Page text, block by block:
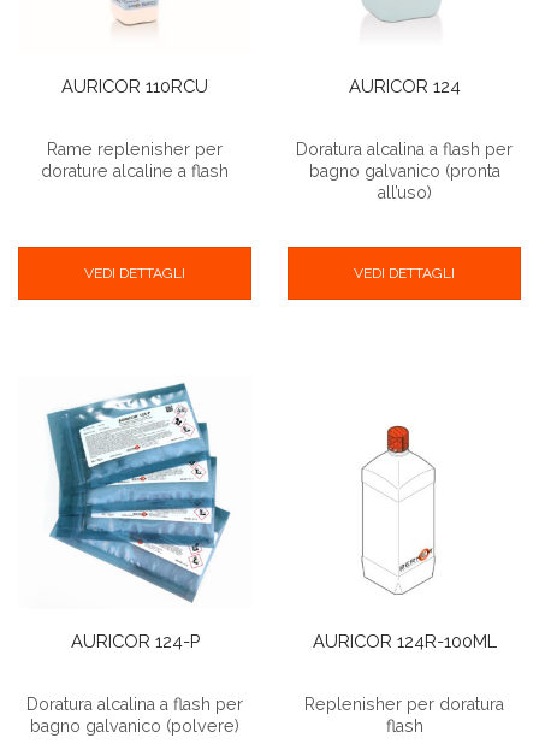
AURICOR 110RCU
Rame replenisher per
dorature alcaline a flash
VEDI DETTAGLI
AURICOR 124
Doratura alcalina a flash per
bagno galvanico (pronta
all’uso)
VEDI DETTAGLI
AURICOR 124-P
Doratura alcalina a flash per
bagno galvanico (polvere)
AURICOR 124R-100ML
Replenisher per doratura
flash